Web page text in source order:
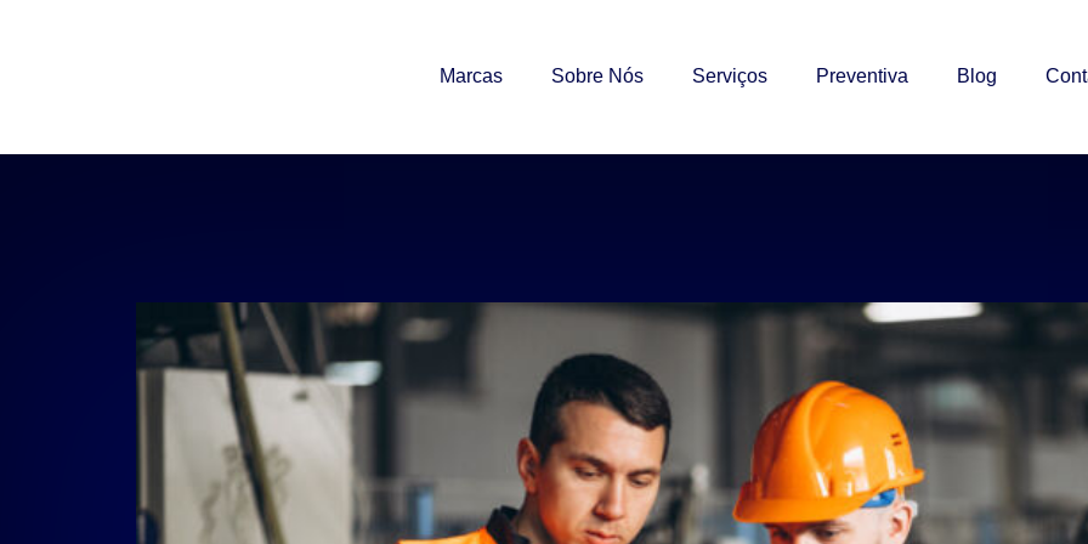
Marcas Sobre Nós Serviços Preventiva Blog